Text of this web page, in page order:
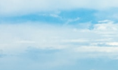
Turystyczne
Online